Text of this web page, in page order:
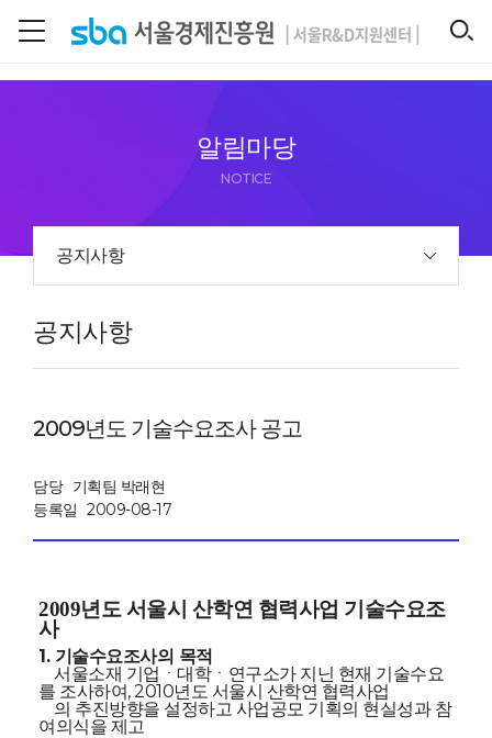
알림마당
NOTICE
공지사항
공지사항
2009년도 기술수요조사 공고
담당 기획팀 박래현
등록일 2009-08-17
2009년도 서울시 산학연 협력사업 기술수요조
사
1. 기술수요조사의 목적
서울소재 기업ㆍ대학ㆍ연구소가 지닌 현재 기술수요
를 조사하여, 2010년도 서울시 산학연 협력사업
의 추진방향을 설정하고 사업공모 기획의 현실성과 참
여의식을 제고